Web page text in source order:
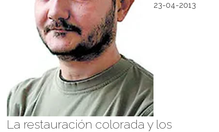
23-04-2013
La restauración colorada y los